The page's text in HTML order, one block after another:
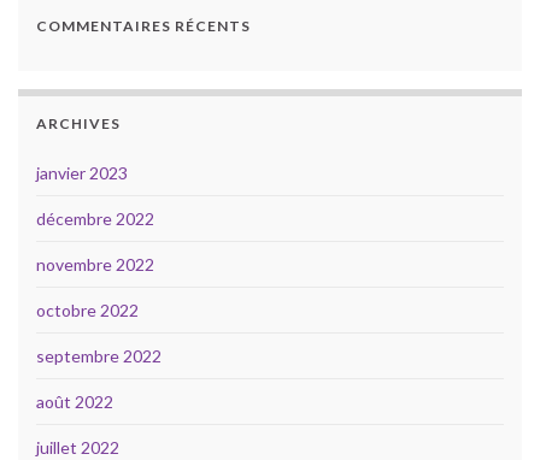
COMMENTAIRES RÉCENTS
ARCHIVES
janvier 2023
décembre 2022
novembre 2022
octobre 2022
septembre 2022
août 2022
juillet 2022